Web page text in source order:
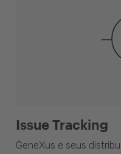
Issue Tracking
GeneXus e seus